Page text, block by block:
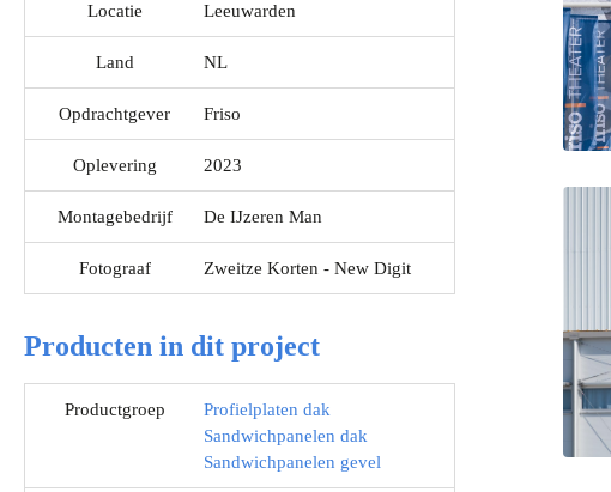
Locatie Leeuwarden
Land NL
Opdrachtgever Friso
Oplevering 2023
Montagebedrijf De IJzeren Man
Fotograaf Zweitze Korten - New Digit
Producten in dit project
Productgroep
Profielplaten dak
Sandwichpanelen dak
Sandwichpanelen gevel